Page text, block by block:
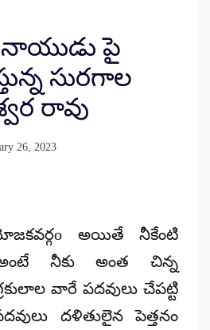
పై
సురగాల
రావు
26, 2023
అయితే నీకేంటి
నీకు అంత చిన్న
వారే పదవులు చేపట్టి
దళితులైన పెత్తనం